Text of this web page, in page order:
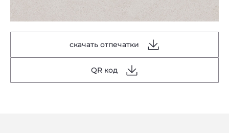
скачать отпечатки
QR код